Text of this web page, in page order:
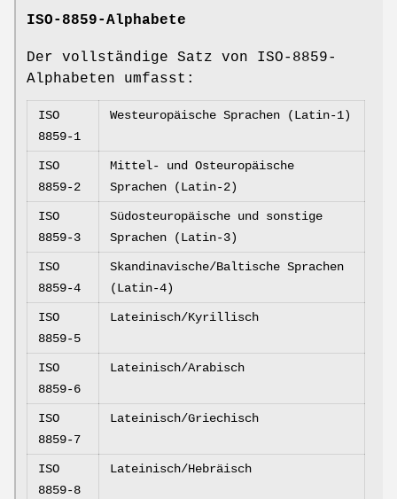
ISO-8859-Alphabete
Der vollständige Satz von ISO-8859-
Alphabeten umfasst:
ISO
8859-1
Westeuropäische Sprachen (Latin-1)
ISO
8859-2
Mittel- und Osteuropäische
Sprachen (Latin-2)
ISO
8859-3
Südosteuropäische und sonstige
Sprachen (Latin-3)
ISO
8859-4
Skandinavische/Baltische Sprachen
(Latin-4)
ISO
8859-5
Lateinisch/Kyrillisch
ISO
8859-6
Lateinisch/Arabisch
ISO
8859-7
Lateinisch/Griechisch
ISO
8859-8
Lateinisch/Hebräisch